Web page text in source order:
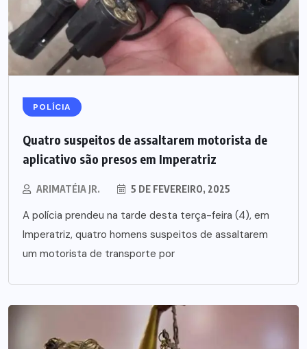
POLÍCIA
Quatro suspeitos de assaltarem motorista de
aplicativo são presos em Imperatriz
ARIMATÉIA JR. 5 DE FEVEREIRO, 2025
A polícia prendeu na tarde desta terça-feira (4), em
Imperatriz, quatro homens suspeitos de assaltarem
um motorista de transporte por